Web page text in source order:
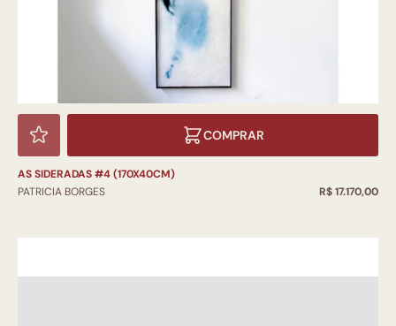
COMPRAR
AS SIDERADAS #4 (170X40CM)
PATRICIA BORGES
R$ 17.170,00